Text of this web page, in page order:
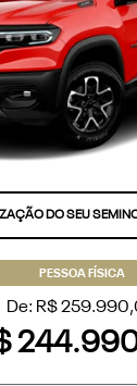
DO SEU
PESSOA FÍSICA
De: R$